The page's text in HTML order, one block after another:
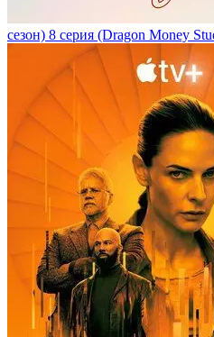
сезон) 8 серия (Dragon Money